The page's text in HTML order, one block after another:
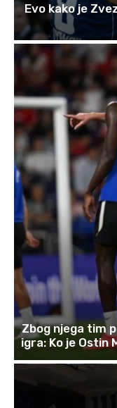
Evo kako je
Zbog njega tim
igra: Ko je Ostin